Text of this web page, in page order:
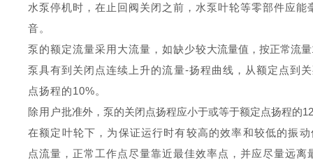
水泵停机时，在止回阀关闭之前，水泵叶轮等零部件应
音。
泵的额定流量采用大流量，如缺少较大流量值，按正常流量
泵具有到关闭点连续上升的流量-扬程曲线，从额定点到
点扬程的10%。
除 用户批准外，泵的关闭点扬程应小于或等于额定点扬程的
在额定叶轮下，为保证运行时有较高的效率和较低的振
点流量，正常工作点尽量靠近最佳效率点，并应尽量远离